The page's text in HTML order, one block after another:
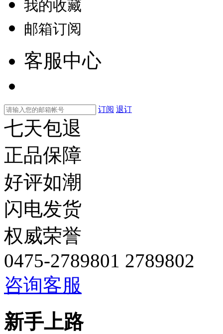
我的收藏
邮箱订阅
客服中心
订阅 退订
七天包退
正品保障
好评如潮
闪电发货
权威荣誉
0475-2789801 2789802
咨询客服
新手上路